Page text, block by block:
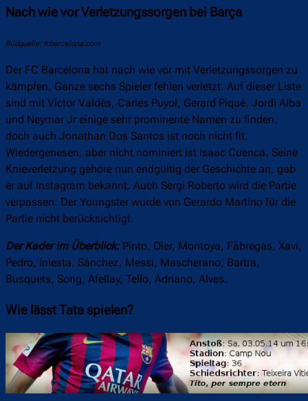
Nach wie vor Verletzungssorgen bei Barça
Bildquelle: fcbarcelona.com
Der FC Barcelona hat nach wie vor mit Verletzungssorgen zu
kämpfen. Ganze sechs Spieler fehlen verletzt. Auf dieser Liste
sind mit Víctor Valdés, Carles Puyol, Gerard Piqué, Jordi Alba
und Neymar Jr einige sehr prominente Namen zu finden,
doch auch Jonathan Dos Santos ist noch nicht fit.
Wiedergenesen, aber nicht nominiert ist Isaac Cuenca. Seine
Knieverletzung gehöre nun endgültig der Geschichte an, gab
er auf Instagram bekannt. Auch Sergi Roberto wird die Partie
verpassen: Der Youngster wurde von Gerardo Martino für die
Partie nicht berücksichtigt.
Der Kader im Überblick: Pinto, Oier, Montoya, Fàbregas, Xavi,
Pedro, Iniesta, Sánchez, Messi, Mascherano, Bartra,
Busquets, Song, Afellay, Tello, Adriano, Alves.
Wie lässt Tata spielen?